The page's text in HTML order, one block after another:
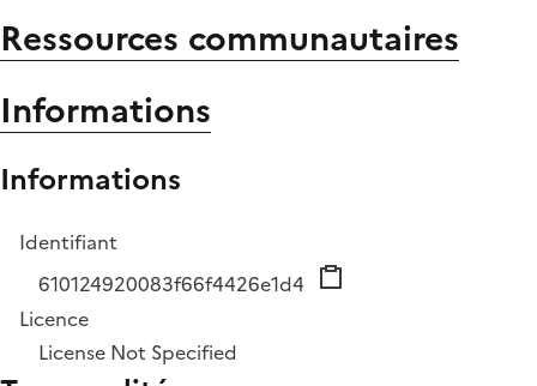
Ressources communautaires
Informations
Informations
Identifiant
610124920083f66f4426e1d4
Licence
License Not Specified